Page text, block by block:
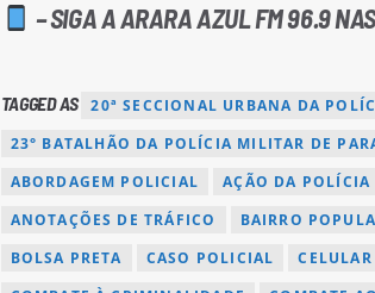
– SIGA A ARARA AZUL FM 96.9
TAGGED AS 20ª SECCIONAL URBANA DA
23° BATALHÃO DA POLÍCIA MILITAR DE
ABORDAGEM POLICIAL
AÇÃO DA POLÍCIA
ANOTAÇÕES DE TRÁFICO
BAIRRO
BOLSA PRETA
CASO POLICIAL CELULAR